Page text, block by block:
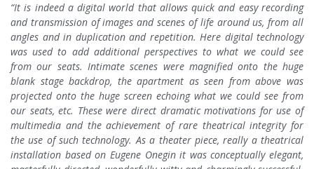
“It is indeed a digital world that allows quick and easy recording
and transmission of images and scenes of life around us, from all
angles and in duplication and repetition. Here digital technology
was used to add additional perspectives to what we could see
from our seats. Intimate scenes were magnified onto the huge
blank stage backdrop, the apartment as seen from above was
projected onto the huge screen echoing what we could see from
our seats, etc. These were direct dramatic motivations for use of
multimedia and the achievement of rare theatrical integrity for
the use of such technology. As a theater piece, really a theatrical
installation based on Eugene Oneginit was conceptually elegant,